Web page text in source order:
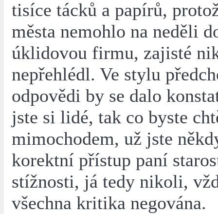
tisíce tácků a papírů,
města nemohlo na neděli
úklidovou firmu, zajisté
nepřehlédl. Ve stylu
odpovědi by se dalo
jste si lidé, tak co byste
mimochodem, už jste
korektní přístup paní
stížnosti, já tedy nikoli,
všechna kritika negována.